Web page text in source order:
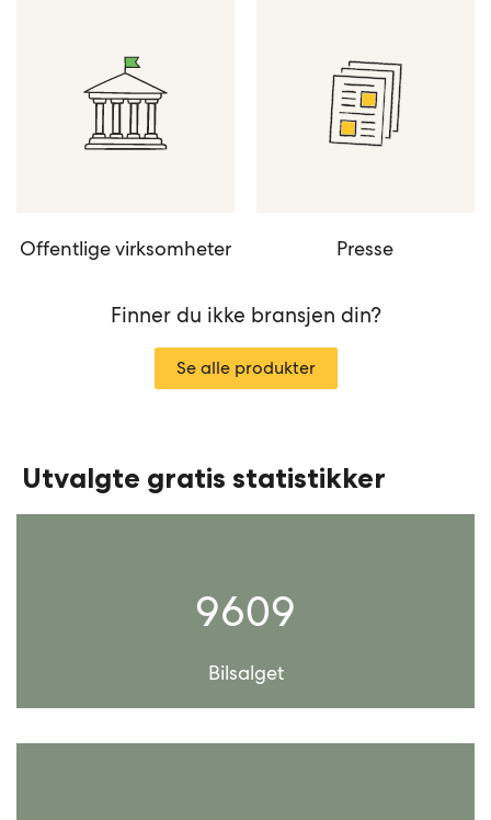
Offentlige virksomheter Presse
Finner du ikke bransjen din?
Se alle produkter
Utvalgte gratis statistikker
9609
Bilsalget